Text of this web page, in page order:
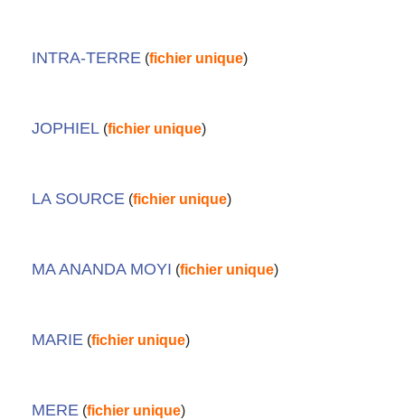
INTRA-TERRE (fichier unique)
JOPHIEL (fichier unique)
LA SOURCE (fichier unique)
MA ANANDA MOYI (fichier unique)
MARIE (fichier unique)
MERE (fichier unique)